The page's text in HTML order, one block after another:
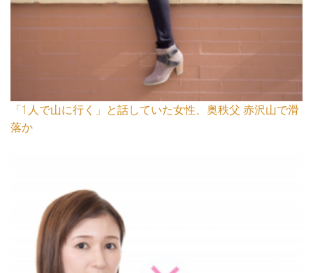
「1人で山に行く」と話していた女性、奥秩父 赤沢山で滑
落か